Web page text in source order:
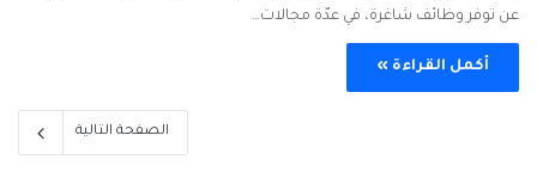
عن توفر وظائف شاغرة، في عدّة مجالات…
أكمل القراءة »
الصفحة التالية